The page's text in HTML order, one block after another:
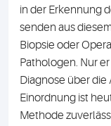
in der Erkennung
senden aus
Biopsie oder
Pathologen. Nur
Diagnose über die
Einordnung ist
Methode